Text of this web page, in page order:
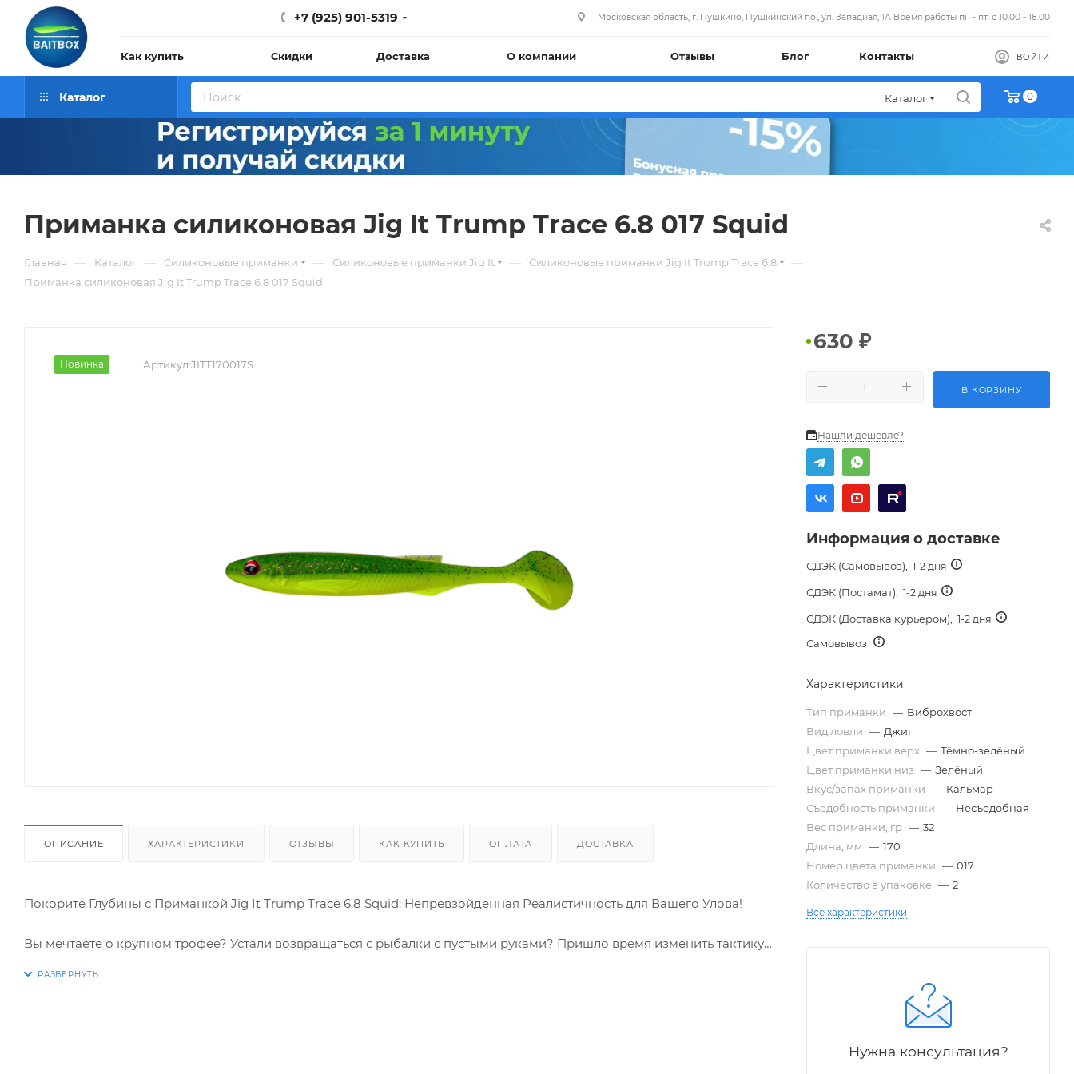
+7 (925) 901-5319 Московская область, г. Пушкино, Пушкинский г.о., ул. Западная, 1А Время работы пн - пт. с 10.00 - 18.00
Как купить Скидки Доставка О компании Отзывы Блог Контакты ВОЙТИ
Каталог Каталог 0
Приманка силиконовая Jig It Trump Trace 6.8 017 Squid
Главная — Каталог — Силиконовые приманки — Силиконовые приманки Jig It — Силиконовые приманки Jig It Trump Trace 6.8 —
Приманка силиконовая Jig It Trump Trace 6.8 017 Squid
Новинка Артикул:JITT170017S
ОПИСАНИЕ ХАРАКТЕРИСТИКИ ОТЗЫВЫ КАК КУПИТЬ ОПЛАТА ДОСТАВКА
Покорите Глубины с Приманкой Jig It Trump Trace 6.8 Squid: Непревзойденная Реалистичность для Вашего Улова!
Вы мечтаете о крупном трофее? Устали возвращаться с рыбалки с пустыми руками? Пришло время изменить тактику
630 ₽
В КОРЗИНУ
Нашли дешевле?
Информация о доставке
СДЭК (Самовывоз), 1-2 дня
СДЭК (Постамат), 1-2 дня
СДЭК (Доставка курьером), 1-2 дня
Самовывоз
Характеристики
Тип приманки — Виброхвост
Вид ловли — Джиг
Цвет приманки верх — Тёмно-зелёный
Цвет приманки низ — Зелёный
Вкус/запах приманки — Кальмар
Съедобность приманки — Несъедобная
Вес приманки, гр — 32
Длина, мм — 170
Номер цвета приманки — 017
Количество в упаковке — 2
Все характеристики
Нужна консультация?